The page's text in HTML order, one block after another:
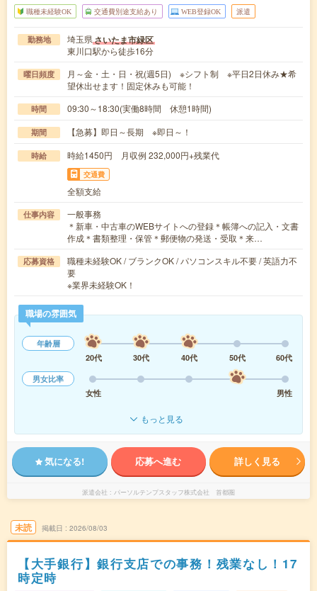
職種未経験OK 交通費別途支給あり WEB登録OK 派遣
勤務地 埼玉県さいたま市緑区
東川口駅から徒歩16分
曜日頻度
月～金・土・日・祝(週5日) ※シフト制 ※平日2日休み★希
望休出せます！固定休みも可能！
時間 09:30～18:30(実働8時間 休憩1時間)
期間 【急募】即日～長期 ※即日～！
時給 時給1450円 月収例 232,000円+残業代
交通費
全額支給
仕事内容
一般事務
＊新車・中古車のWEBサイトへの登録＊帳簿への記入・文書
作成＊書類整理・保管＊郵便物の発送・受取＊来…
応募資格
職種未経験OK / ブランクOK / パソコンスキル不要 / 英語力不
要
※業界未経験OK！
職場の雰囲気
年齢層
20代
30代 40代 50代
60代
男女比率
女性
男性
もっと見る
気になる! 応募へ進む 詳しく見る
派遣会社 パーソルテンプスタッフ株式会社 首都圏
未読 掲載日 2026/08/03
【大手銀行】銀行支店での事務！残業なし！17
時定時